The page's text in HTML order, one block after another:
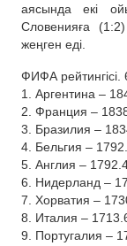
аясында екі
Словенияға
жеңген еді.
ФИФА рейтингісі.
1. Аргентина –
2. Франция –
3. Бразилия –
4. Бельгия –
5. Англия –
6. Нидерланд –
7. Хорватия –
8. Италия –
9. Португалия –